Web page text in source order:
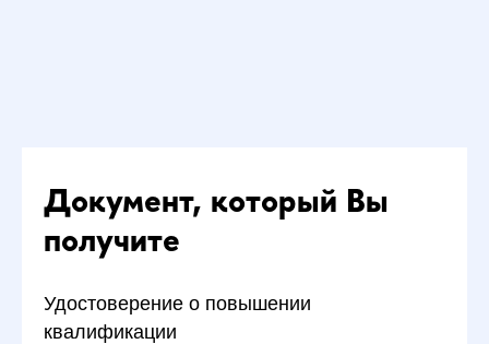
Документ, который Вы
получите
Удостоверение о повышении
квалификации